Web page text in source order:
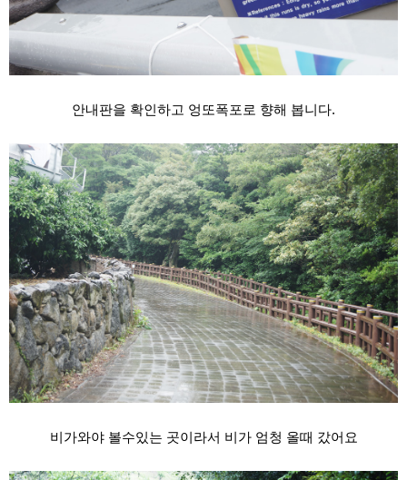
안내판을 확인하고 엉또폭포로 향해 봅니다.
비가와야 볼수있는 곳이라서 비가 엄청 올때 갔어요